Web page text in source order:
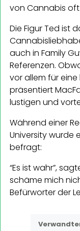
von Cannabis oft
Die Figur Ted ist
auch in Family
Referenzen.
vor allem für
präsentiert
lustigen und
Während einer
University wurde
befragt:
“Es ist wahr”,
schäme mich
Befürworter der